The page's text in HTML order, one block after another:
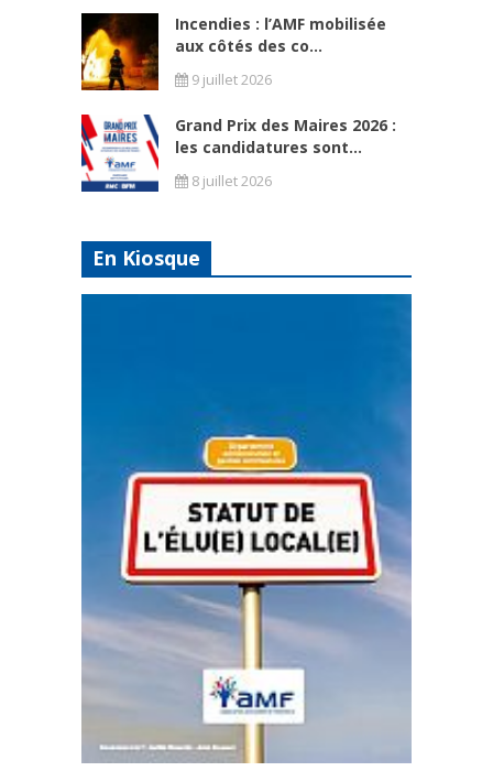
Incendies : l’AMF mobilisée
aux côtés des co...
9 juillet 2026
Grand Prix des Maires 2026 :
les candidatures sont...
8 juillet 2026
En Kiosque